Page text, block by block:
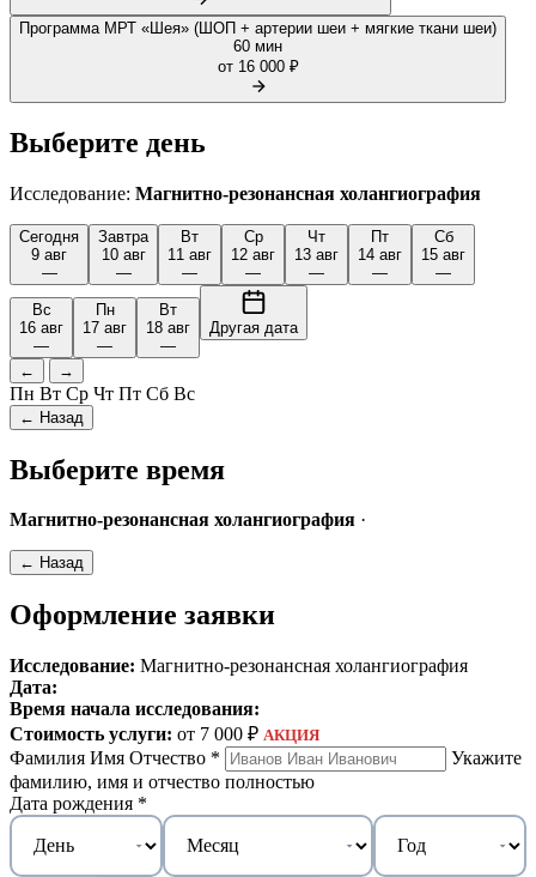
Программа МРТ «Шея» (ШОП + артерии шеи + мягкие ткани шеи)
60 мин
от 16 000 ₽
Выберите день
Исследование: Магнитно-резонансная холангиография
Сегодня
9 авг
—
Завтра
10 авг
—
Вт
11 авг
—
Ср
12 авг
—
Чт
13 авг
—
Пт
14 авг
—
Сб
15 авг
—
Вс
16 авг
—
Пн
17 авг
—
Вт
18 авг
—
Другая дата
← →
Пн Вт Ср Чт Пт Сб Вс
← Назад
Выберите время
Магнитно-резонансная холангиография ·
← Назад
Оформление заявки
Исследование: Магнитно-резонансная холангиография
Дата:
Время начала исследования:
Стоимость услуги: от 7 000 ₽ АКЦИЯ
Фамилия Имя Отчество *
Укажите
фамилию, имя и отчество полностью
Дата рождения *